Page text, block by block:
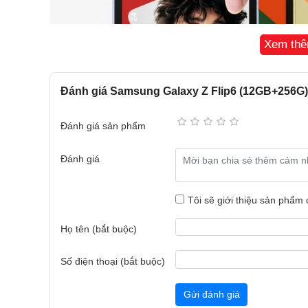
Kích thước của hai phiên bản đều tương đồng
khi mở ra.
Màn hình Samsung Galaxy Z Flip6
Xem
Đánh giá Samsung Galaxy Z Flip6
Đánh giá sản phẩm
Đánh giá
Tôi sẽ giới thiệu sản phẩm
Họ tên (bắt buộc)
Số điện thoại (bắt buộc)
Gửi đánh giá